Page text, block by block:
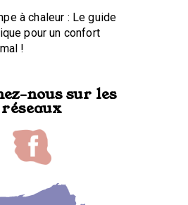
à chaleur : Le guide
pour un confort
!
nous sur les
réseaux